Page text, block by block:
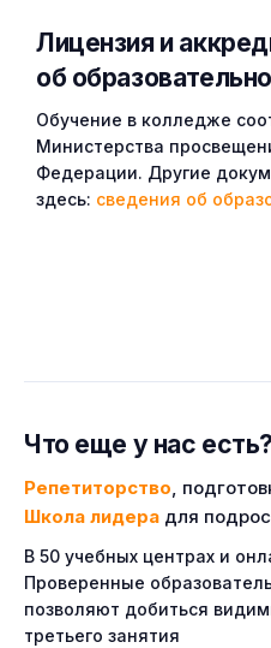
Лицензия и
об
Обучение в колледже
Министерства
Федерации. Другие
здесь: сведения об
Что еще у нас есть?
Репетиторство,
Школа лидера для
В 50 учебных центрах и
Проверенные
позволяют добиться
третьего занятия